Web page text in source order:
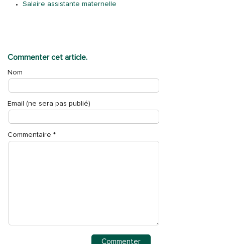
Salaire assistante maternelle
Commenter cet article.
Nom
Email (ne sera pas publié)
Commentaire *